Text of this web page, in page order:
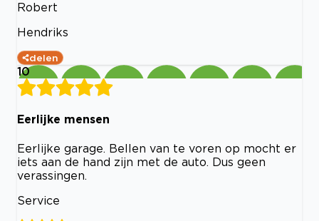
Robert
Hendriks
delen
10
Eerlijke mensen
Eerlijke garage. Bellen van te voren op mocht er
iets aan de hand zijn met de auto. Dus geen
verassingen.
Service